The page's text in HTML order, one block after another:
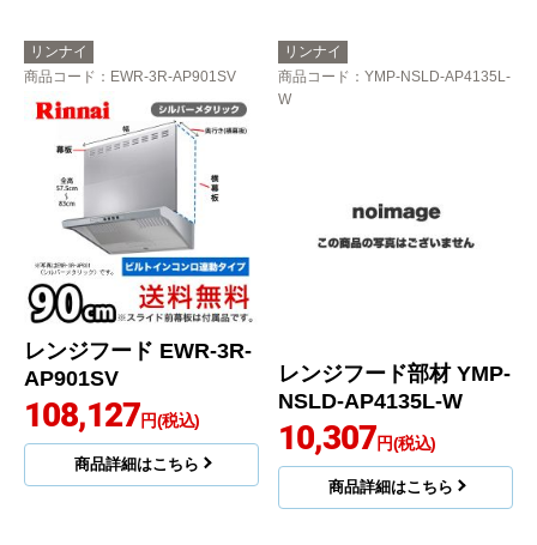
リンナイ
商品コード ：EWR-3R-AP901SV
レンジフード EWR-3R-
AP901SV
108,127円(税込)
商品詳細はこちら
リンナイ
商品コード ：YMP-NSLD-AP4135L-
W
レンジフード部材 YMP-
NSLD-AP4135L-W
10,307円(税込)
商品詳細はこちら